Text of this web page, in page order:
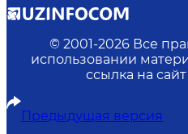
© 2001-2026 Все
использовании
ссылка на
Предыдущая версия